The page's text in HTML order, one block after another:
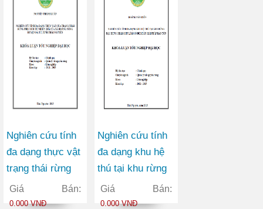
Nghiên cứu tính
đa dạng thực vật
trạng thái rừng
phục hồi tự nhiên
(IIB) của xã
Giá Bán:
0.000 VNĐ
Nghiên cứu tính
đa dạng khu hệ
thú tại khu rừng
đặc dụng Cham
Chu làm cở đề
Giá Bán:
0.000 VNĐ